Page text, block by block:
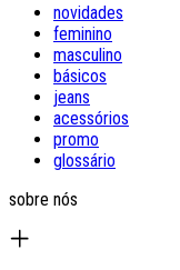
novidades
feminino
masculino
básicos
jeans
acessórios
promo
glossário
sobre nós